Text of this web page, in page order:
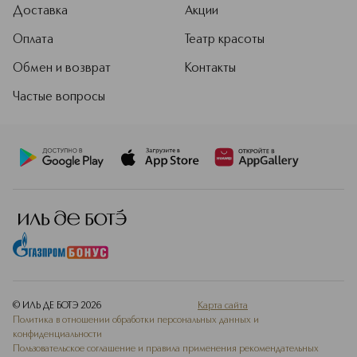
Доставка
Оплата
Обмен и возврат
Частые вопросы
Акции
Театр красоты
Контакты
© ИЛЬ ДЕ БОТЭ 2026
Карта сайта
Политика в отношении обработки персональных данных и
конфиденциальности
Пользовательское соглашение и правила применения рекомендательных